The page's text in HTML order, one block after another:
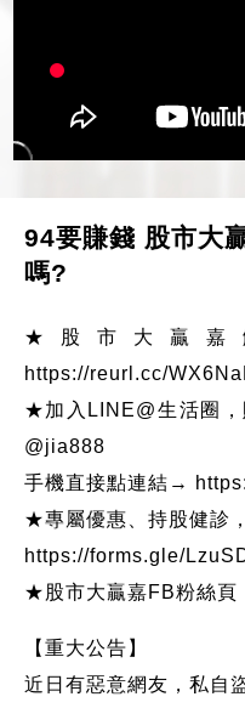
94要賺錢 股市大
嗎?
★股市大贏嘉
https://reurl.cc/
★加入LINE@生活圈
@jia888
手機直接點連結→
★專屬優惠、持股健診
https://forms.gle/
★股市大贏嘉FB粉絲
【重大公告】
近日有惡意網友，私自